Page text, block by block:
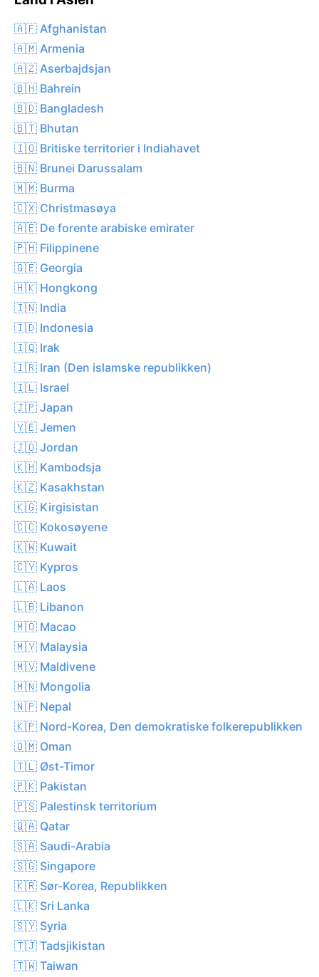
🇦🇫 Afghanistan
🇦🇲 Armenia
🇦🇿 Aserbajdsjan
🇧🇭 Bahrein
🇧🇩 Bangladesh
🇧🇹 Bhutan
🇮🇴 Britiske territorier i Indiahavet
🇧🇳 Brunei Darussalam
🇲🇲 Burma
🇨🇽 Christmasøya
🇦🇪 De forente arabiske emirater
🇵🇭 Filippinene
🇬🇪 Georgia
🇭🇰 Hongkong
🇮🇳 India
🇮🇩 Indonesia
🇮🇶 Irak
🇮🇷 Iran (Den islamske republikken)
🇮🇱 Israel
🇯🇵 Japan
🇾🇪 Jemen
🇯🇴 Jordan
🇰🇭 Kambodsja
🇰🇿 Kasakhstan
🇰🇬 Kirgisistan
🇨🇨 Kokosøyene
🇰🇼 Kuwait
🇨🇾 Kypros
🇱🇦 Laos
🇱🇧 Libanon
🇲🇴 Macao
🇲🇾 Malaysia
🇲🇻 Maldivene
🇲🇳 Mongolia
🇳🇵 Nepal
🇰🇵 Nord-Korea, Den demokratiske folkerepublikken
🇴🇲 Oman
🇹🇱 Øst-Timor
🇵🇰 Pakistan
🇵🇸 Palestinsk territorium
🇶🇦 Qatar
🇸🇦 Saudi-Arabia
🇸🇬 Singapore
🇰🇷 Sør-Korea, Republikken
🇱🇰 Sri Lanka
🇸🇾 Syria
🇹🇯 Tadsjikistan
🇹🇼 Taiwan